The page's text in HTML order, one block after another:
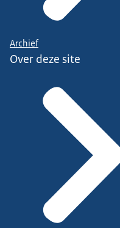
Archief
Over deze site